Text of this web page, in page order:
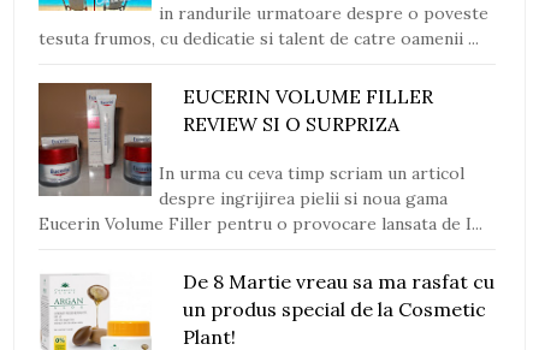
in randurile urmatoare despre o poveste
tesuta frumos, cu dedicatie si talent de catre oamenii ...
EUCERIN VOLUME FILLER
REVIEW SI O SURPRIZA
In urma cu ceva timp scriam un articol
despre ingrijirea pielii si noua gama
Eucerin Volume Filler pentru o provocare lansata de I...
De 8 Martie vreau sa ma rasfat cu
un produs special de la Cosmetic
Plant!